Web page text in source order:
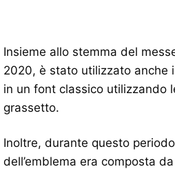
Insieme allo stemma del
2020, è stato utilizzato anche
in un font classico utilizzando
grassetto.
Inoltre, durante questo
dell’emblema era composta